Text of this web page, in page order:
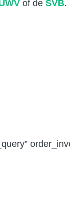
of de SVB.